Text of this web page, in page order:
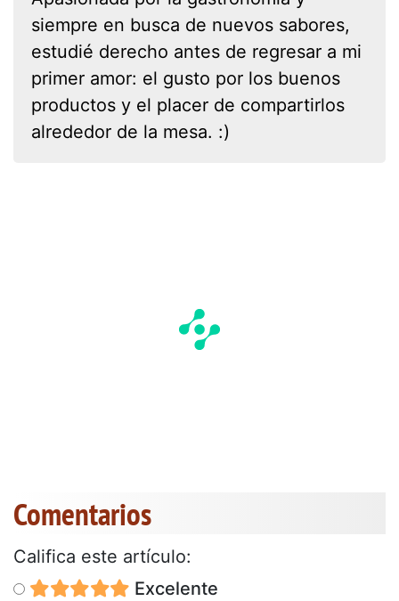
siempre en busca de nuevos sabores,
estudié derecho antes de regresar a mi
primer amor: el gusto por los buenos
productos y el placer de compartirlos
alrededor de la mesa. :)
Comentarios
Califica este artículo:
Excelente